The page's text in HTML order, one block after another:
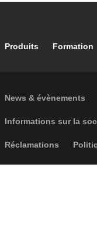
Footer main
Produits Formation
Footer
News & évènements
Footer menu
Informations sur la
Réclamations